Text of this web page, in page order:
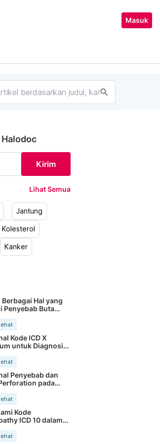
Masuk
search
Kirim
Lihat Semua
Jantung
Kolesterol
Kanker
Berbagai Hal yang
Penyebab Buta
Kode ICD X
untuk Diagnosis
Penyebab dan
pada
Kode
ICD 10 dalam
Pasien